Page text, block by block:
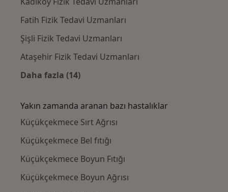
Fatih Fizik Tedavi Uzmanları
Şişli Fizik Tedavi Uzmanları
Ataşehir Fizik Tedavi Uzmanları
Daha fazla (14)
Yakın zamanda aranan bazı hastalıklar
Küçükçekmece Sırt Ağrısı
Küçükçekmece Bel fıtığı
Küçükçekmece Boyun Fıtığı
Küçükçekmece Boyun Ağrısı